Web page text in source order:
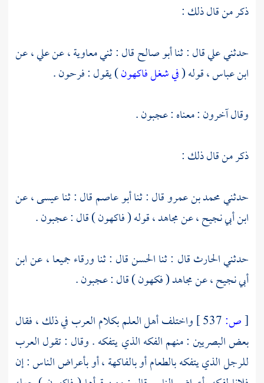
ذكر من قال ذلك :
حدثنيعليقال : ثناأبو صالحقال : ثنيمعاوية ،عنعلي ،عن
ابن عباس ،قوله (في شغل فاكهون) يقول : فرحون .
وقال آخرون : معناه : عجبون .
ذكر من قال ذلك :
حدثنيمحمد بن عمروقال : ثناأبو عاصمقال : ثناعيسى ،عن
ابن أبي نجيح ،عنمجاهد ،قوله ( فاكهون ) قال : عجبون .
حدثنيالحارثقال : ثناالحسنقال : ثناورقاءجميعا ، عنابن
أبي نجيح ،عنمجاهد( فكهون ) قال : عجبون .
[ص:
واختلف أهل العلم بكلام العرب في ذلك ، فقال
بعض البصريين : منهم الفكه الذي يتفكه . وقال : تقول العرب
للرجل الذي يتفكه بالطعام أو بالفاكهة ، أو بأعراض الناس : إن